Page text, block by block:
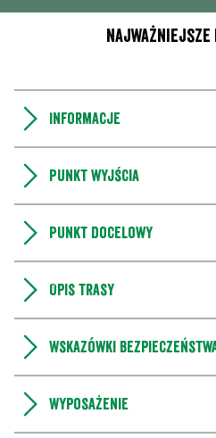
Informacje
Punkt wyjścia
Punkt docelowy
Opis trasy
Wskazówki
Wyposażenie